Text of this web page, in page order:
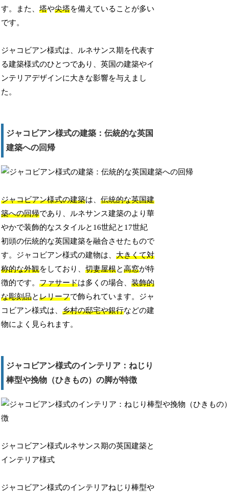
す。また、塔や尖塔を備えていることが多い
です。
ジャコビアン様式は、ルネサンス期を代表す
る建築様式のひとつであり、英国の建築やイ
ンテリアデザインに大きな影響を与えまし
た。
ジャコビアン様式の建築：伝統的な英国
建築への回帰
ジャコビアン様式の建築は、伝統的な英国建
築への回帰であり、ルネサンス建築のより華
やかで装飾的なスタイルと16世紀と17世紀
初頭の伝統的な英国建築を融合させたもので
す。ジャコビアン様式の建物は、大きくて対
称的な外観をしており、切妻屋根と高窓が特
徴的です。ファサードは多くの場合、装飾的
な彫刻品とレリーフで飾られています。ジャ
コビアン様式は、乡村の邸宅や銀行などの建
物によく見られます。
ジャコビアン様式のインテリア：ねじり
棒型や挽物（ひきもの）の脚が特徴
ジャコビアン様式ルネサンス期の英国建築と
インテリア様式
ジャコビアン様式のインテリアねじり棒型や